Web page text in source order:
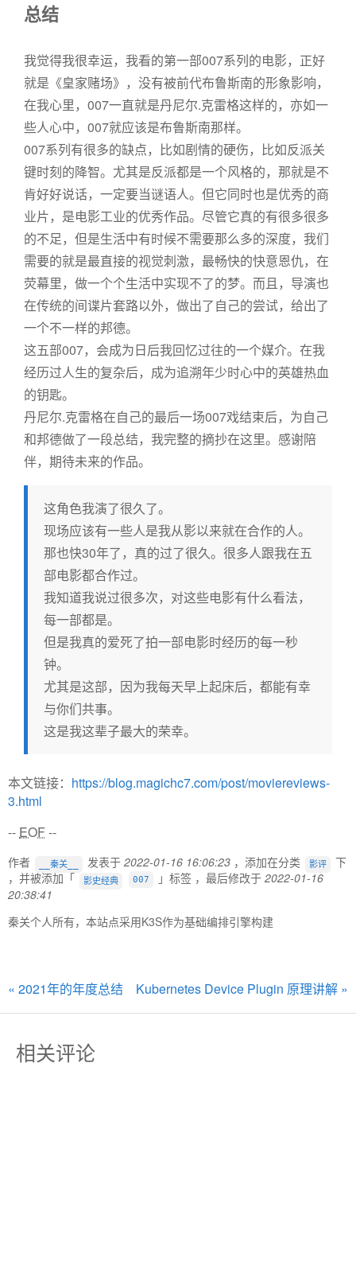
总结
我觉得我很幸运，我看的第一部007系列的电影，正好
就是《皇家赌场》，没有被前代布鲁斯南的形象影响，
在我心里，007一直就是丹尼尔.克雷格这样的，亦如一
些人心中，007就应该是布鲁斯南那样。
007系列有很多的缺点，比如剧情的硬伤，比如反派关
键时刻的降智。尤其是反派都是一个风格的，那就是不
肯好好说话，一定要当谜语人。但它同时也是优秀的商
业片，是电影工业的优秀作品。尽管它真的有很多很多
的不足，但是生活中有时候不需要那么多的深度，我们
需要的就是最直接的视觉刺激，最畅快的快意恩仇，在
荧幕里，做一个个生活中实现不了的梦。而且，导演也
在传统的间谍片套路以外，做出了自己的尝试，给出了
一个不一样的邦德。
这五部007，会成为日后我回忆过往的一个媒介。在我
经历过人生的复杂后，成为追溯年少时心中的英雄热血
的钥匙。
丹尼尔.克雷格在自己的最后一场007戏结束后，为自己
和邦德做了一段总结，我完整的摘抄在这里。感谢陪
伴，期待未来的作品。
这角色我演了很久了。
现场应该有一些人是我从影以来就在合作的人。
那也快30年了，真的过了很久。很多人跟我在五
部电影都合作过。
我知道我说过很多次，对这些电影有什么看法，
每一部都是。
但是我真的爱死了拍一部电影时经历的每一秒
钟。
尤其是这部，因为我每天早上起床后，都能有幸
与你们共事。
这是我这辈子最大的荣幸。
本文链接： https://blog.magichc7.com/post/moviereviews-
3.html
-- EOF--
作者 __秦关__ 发表于 2022-01-16 16:06:23 ，添加在分类 影评
下
，并被添加「
影史经典 007 」标签 ，最后修改于 2022-01-16
20:38:41
秦关个人所有，本站点采用K3S作为基础编排引擎构建
« 2021年的年度总结 Kubernetes Device Plugin 原理讲解 »
相关评论